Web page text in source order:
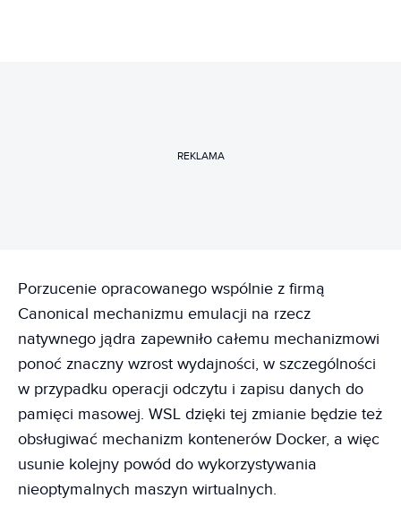
REKLAMA
Porzucenie opracowanego wspólnie z firmą
Canonical mechanizmu emulacji na rzecz
natywnego jądra zapewniło całemu mechanizmowi
ponoć znaczny wzrost wydajności, w szczególności
w przypadku operacji odczytu i zapisu danych do
pamięci masowej. WSL dzięki tej zmianie będzie też
obsługiwać mechanizm kontenerów Docker, a więc
usunie kolejny powód do wykorzystywania
nieoptymalnych maszyn wirtualnych.